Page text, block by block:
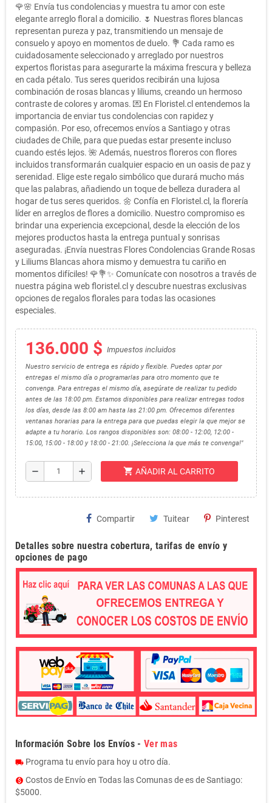
🌹🌸 Envía tus condolencias y muestra tu amor con este
elegante arreglo floral a domicilio. 🌷 Nuestras flores blancas
representan pureza y paz, transmitiendo un mensaje de
consuelo y apoyo en momentos de duelo. 💐 Cada ramo es
cuidadosamente seleccionado y arreglado por nuestros
expertos floristas para asegurarte la máxima frescura y belleza
en cada pétalo. Tus seres queridos recibirán una lujosa
combinación de rosas blancas y liliums, creando un hermoso
contraste de colores y aromas. 💌 En Floristel.cl entendemos la
importancia de enviar tus condolencias con rapidez y
compasión. Por eso, ofrecemos envíos a Santiago y otras
ciudades de Chile, para que puedas estar presente incluso
cuando estés lejos. 🌺 Además, nuestros floreros con flores
incluidos transformarán cualquier espacio en un oasis de paz y
serenidad. Elige este regalo simbólico que durará mucho más
que las palabras, añadiendo un toque de belleza duradera al
hogar de tus seres queridos. 🌼 Confía en Floristel.cl, la florería
líder en arreglos de flores a domicilio. Nuestro compromiso es
brindar una experiencia excepcional, desde la elección de los
mejores productos hasta la entrega puntual y sonrisas
aseguradas. ¡Envía nuestras Flores Condolencias Grande Rosas
y Liliums Blancas ahora mismo y demuestra tu cariño en
momentos difíciles! 🌹💐✨ Comunícate con nosotros a través de
nuestra página web floristel.cl y descubre nuestras exclusivas
opciones de regalos florales para todas las ocasiones
especiales.
136.000 $ Impuestos incluidos
Nuestro servicio de entrega es rápido y flexible. Puedes optar por
entregas el mismo día o programarlas para otro momento que te
convenga. Para entregas el mismo día, asegúrate de realizar tu pedido
antes de las 18:00 pm. Estamos disponibles para realizar entregas todos
los días, desde las 8:00 am hasta las 21:00 pm. Ofrecemos diferentes
ventanas horarias para la entrega para que puedas elegir la que mejor se
adapte a tu horario. Los rangos disponibles son: 08:00 - 12:00, 12:00 -
15:00, 15:00 - 18:00 y 18:00 - 21:00. ¡Selecciona la que más te convenga!"
remove add shopping_cart AÑADIR AL CARRITO
Compartir Tuitear Pinterest
Detalles sobre nuestra cobertura, tarifas de envío y
opciones de pago
Información Sobre los Envíos -Ver mas
local_shipping Programa tu envío para hoy u otro día.
monetization_on Costos de Envío en Todas las Comunas de es de Santiago:
$5000.